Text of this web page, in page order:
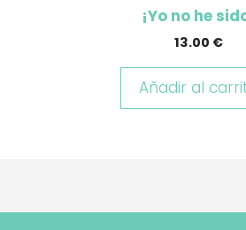
¡Yo no he
13.00 €
Añadir al